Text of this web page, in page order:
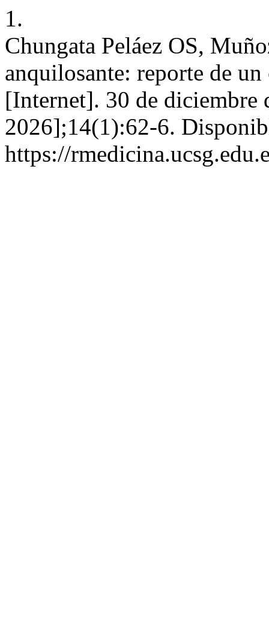
1.
Chungata Peláez OS,
anquilosante: reporte de
[Internet]. 30 de diciembre
2026];14(1):62-6.
https://